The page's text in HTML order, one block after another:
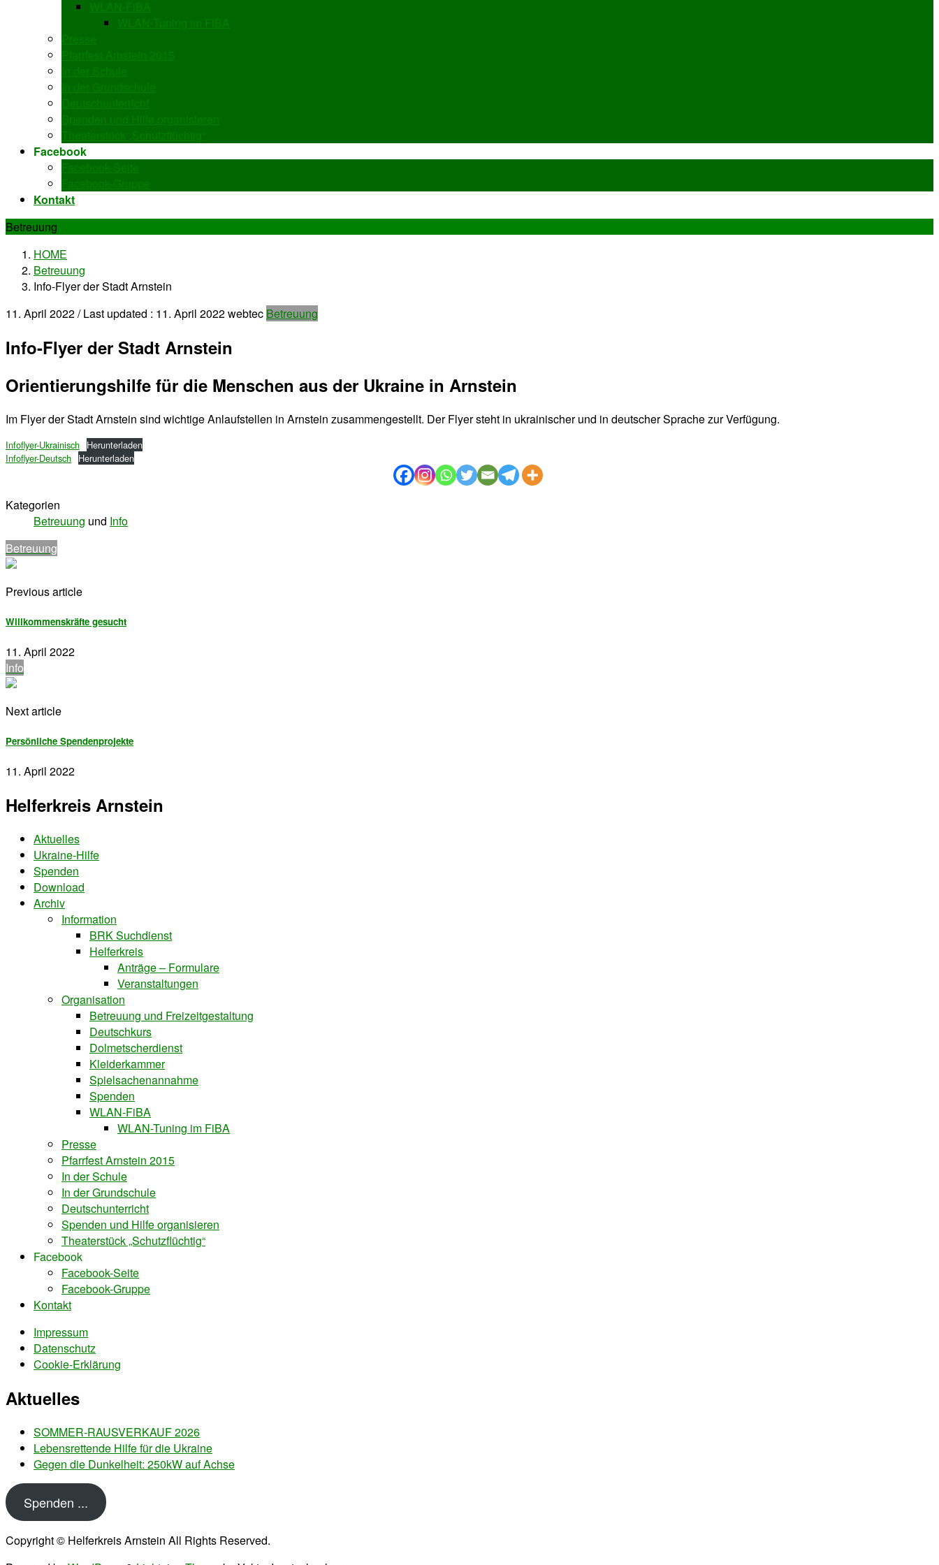
WLAN-FiBA
WLAN-Tuning im FiBA
Presse
Pfarrfest Arnstein 2015
In der Schule
In der Grundschule
Deutschunterricht
Spenden und Hilfe organisieren
Theaterstück „Schutzflüchtig“
Facebook
Facebook-Seite
Facebook-Gruppe
Kontakt
Betreuung
HOME
Betreuung
Info-Flyer der Stadt Arnstein
11. April 2022/ Last updated : 11. April 2022webtec Betreuung
Info-Flyer der Stadt Arnstein
Orientierungshilfe für die Menschen aus der Ukraine in Arnstein
Im Flyer der Stadt Arnstein sind wichtige Anlaufstellen in Arnstein zusammengestellt. Der Flyer steht in ukrainischer und in deutscher Sprache zur Verfügung.
Infoflyer-Ukrainisch Herunterladen
Infoflyer-Deutsch Herunterladen
Kategorien
Betreuung und Info
Betreuung
Previous article
Willkommenskräfte gesucht
11. April 2022
Info
Next article
Persönliche Spendenprojekte
11. April 2022
Helferkreis Arnstein
Aktuelles
Ukraine-Hilfe
Spenden
Download
Archiv
Information
BRK Suchdienst
Helferkreis
Anträge – Formulare
Veranstaltungen
Organisation
Betreuung und Freizeitgestaltung
Deutschkurs
Dolmetscherdienst
Kleiderkammer
Spielsachenannahme
Spenden
WLAN-FiBA
WLAN-Tuning im FiBA
Presse
Pfarrfest Arnstein 2015
In der Schule
In der Grundschule
Deutschunterricht
Spenden und Hilfe organisieren
Theaterstück „Schutzflüchtig“
Facebook
Facebook-Seite
Facebook-Gruppe
Kontakt
Impressum
Datenschutz
Cookie-Erklärung
Aktuelles
SOMMER-RAUSVERKAUF 2026
Lebensrettende Hilfe für die Ukraine
Gegen die Dunkelheit: 250kW auf Achse
Spenden ...
Copyright © Helferkreis Arnstein All Rights Reserved.